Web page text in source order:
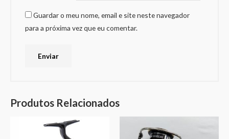
Guardar o meu nome, email e site neste navegador
para a próxima vez que eu comentar.
Produtos Relacionados